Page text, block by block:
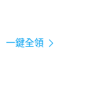
一鍵全領